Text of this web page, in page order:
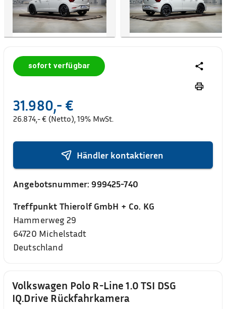
Volkswagen Polo R-Line 1.0 TSI DSG
IQ.Drive Rückfahrkamera
sofort verfügbar
31.980,- €
26.874,- € (Netto), 19% MwSt.
Händler kontaktieren
Angebotsnummer:999425-740
Treffpunkt Thierolf GmbH + Co. KG
Hammerweg 29
64720 Michelstadt
Deutschland